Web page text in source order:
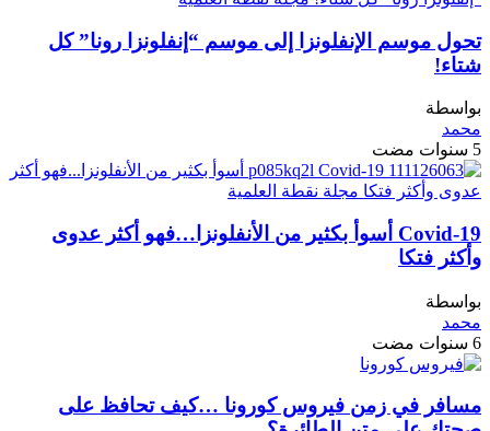
تحول موسم الإنفلونزا إلى موسم “إنفلونزا رونا” كل
شتاء!
بواسطة
محمد
5 سنوات مضت
Covid-19 أسوأ بكثير من الأنفلونزا…فهو أكثر عدوى
وأكثر فتكا
بواسطة
محمد
6 سنوات مضت
مسافر في زمن فيروس كورونا …كيف تحافظ على